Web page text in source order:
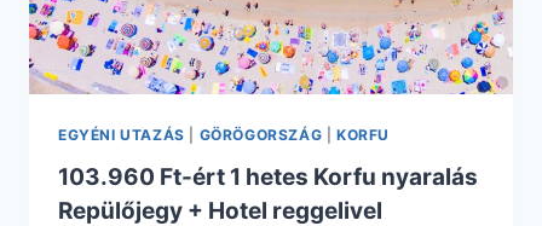
EGYÉNI UTAZÁS GÖRÖGORSZÁG |KORFU
103.960 Ft-ért 1 hetes Korfu nyaralás
Repülőjegy + Hotel reggelivel